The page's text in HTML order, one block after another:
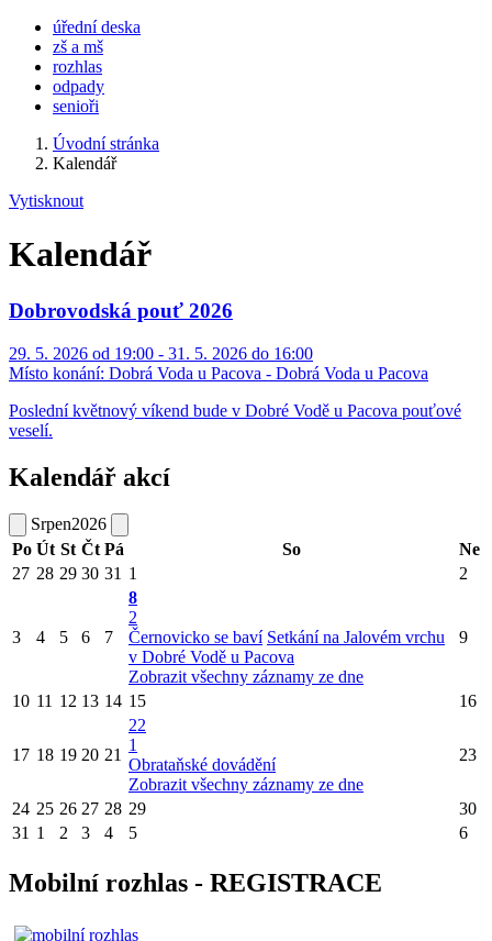
úřední deska
zš a mš
rozhlas
odpady
senioři
Úvodní stránka
Kalendář
Vytisknout
Kalendář
Dobrovodská pouť 2026
29. 5. 2026 od 19:00 - 31. 5. 2026 do 16:00
Místo konání: Dobrá Voda u Pacova - Dobrá Voda u Pacova
Poslední květnový víkend bude v Dobré Vodě u Pacova pouťové
veselí.
Kalendář akcí
Srpen2026
Po Út St Čt Pá So
Ne
27 28 29 30 31 1 2
3 4 5 6 7
8
2
Černovicko se baví Setkání na Jalovém vrchu
v Dobré Vodě u Pacova
Zobrazit všechny záznamy ze dne
9
10 11 12 13 14 15 16
17 18 19 20 21
22
1
Obrataňské dovádění
Zobrazit všechny záznamy ze dne
23
24 25 26 27 28 29
30
31 1 2 3 4 5 6
Mobilní rozhlas - REGISTRACE